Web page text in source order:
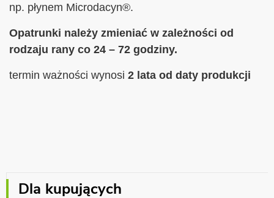
np. płynem Microdacyn®.
Opatrunki należy zmieniać w zależności od
rodzaju rany co 24 – 72 godziny.
termin ważności wynosi 2 lata od daty produkcji
Dla kupujących